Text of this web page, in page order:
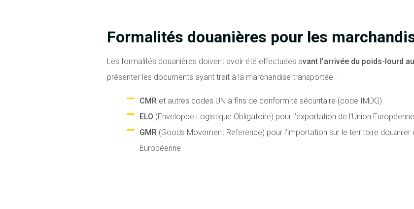
Formalités douanières pour les
Les formalités douanières doivent avoir été effectuées avant l’arrivée du poids-lourd
présenter les documents ayant trait à la marchandise transportée :
CMR et autres codes UN à fins de conformité sécuritaire (code IMDG)
ELO (Enveloppe Logistique Obligatoire) pour l’exportation de l’Union
GMR (Goods Movement Reference) pour l’importation sur le territoire douanier
Européenne